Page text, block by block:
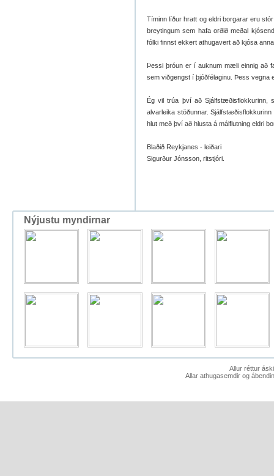
Tíminn líður hratt og eldri borgarar eru
breytingum sem hafa orðið meðal
fólki finnst ekkert athugavert að kjósa
Þessi þróun er í auknum mæli einnig að
sem viðgengst í þjóðfélaginu. Þess vegna
Ég vil trúa því að Sjálfstæðisflokkurinn,
alvarleika stöðunnar.
hlut með því að hlusta á málflutning eldri
Blaðið Reykjanes - leiðari
Sigurður Jónsson, ritstjóri.
Nýjustu myndirnar
Allur réttur
Allar athugasemdir og